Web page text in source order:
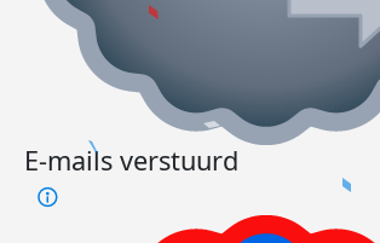
E-mails verstuurd